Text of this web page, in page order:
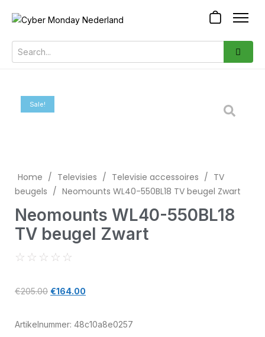
Sale!
Home / Televisies / Televisie accessoires / TV
beugels / Neomounts WL40-550BL18 TV beugel Zwart
Neomounts WL40-550BL18
TV beugel Zwart
☆ ☆ ☆ ☆ ☆
€205.00 €164.00
Artikelnummer: 48c10a8e0257